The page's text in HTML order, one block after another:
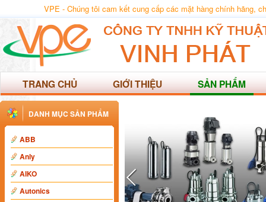
VPE - Chúng tôi cam kết cung cấp các mặt hàng chính hãng,
TRANG CHỦ GIỚI THIỆU SẢN PHẨM
DANH MỤC SẢN PHẨM
ABB
Anly
AIKO
Autonics